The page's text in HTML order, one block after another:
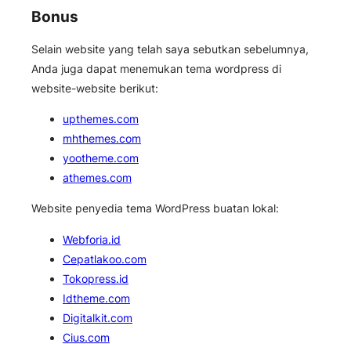
Bonus
Selain website yang telah saya sebutkan sebelumnya,
Anda juga dapat menemukan tema wordpress di
website-website berikut:
upthemes.com
mhthemes.com
yootheme.com
athemes.com
Website penyedia tema WordPress buatan lokal:
Webforia.id
Cepatlakoo.com
Tokopress.id
Idtheme.com
Digitalkit.com
Cius.com